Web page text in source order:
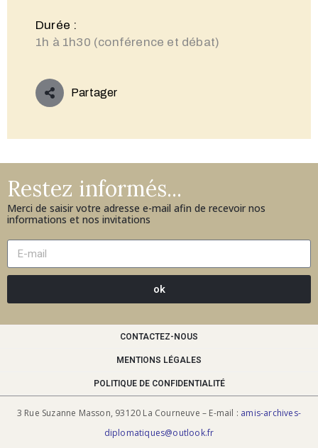
Durée :
1h à 1h30 (conférence et débat)
Partager
Restez informés...
Merci de saisir votre adresse e-mail afin de recevoir nos
informations et nos invitations
ok
CONTACTEZ-NOUS
MENTIONS LÉGALES
POLITIQUE DE CONFIDENTIALITÉ
3 Rue Suzanne Masson, 93120 La Courneuve – E-mail : amis-archives-
diplomatiques@outlook.fr